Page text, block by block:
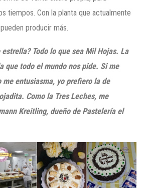
tiempos. Con la planta que actualmente
producir más.
estrella? Todo lo que sea Mil Hojas. La
que todo el mundo nos pide. Si me
entusiasma, yo prefiero la de
Como la Tres Leches, me
Kreitling, dueño de Pastelería el